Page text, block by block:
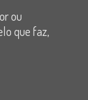
ou
que faz,